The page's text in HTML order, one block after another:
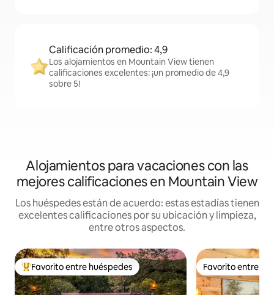
Calificación promedio: 4,9
Los alojamientos en Mountain View tienen
calificaciones excelentes: ¡un promedio de 4,9
sobre 5!
Alojamientos para vacaciones con las
mejores calificaciones en Mountain View
Los huéspedes están de acuerdo: estas estadías tienen
excelentes calificaciones por su ubicación y limpieza,
entre otros aspectos.
Favorito entre los huéspedes más destacados
Favorito entre huéspedes Favorito entre
Favorito entre